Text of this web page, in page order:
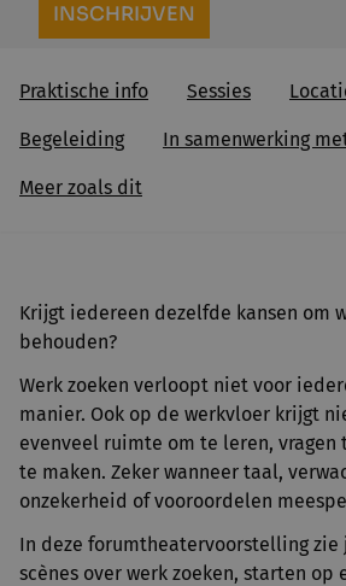
INSCHRIJVEN
Praktische info Sessies
Begeleiding In samenwerking
Meer zoals dit
Krijgt iedereen dezelfde kansen om
behouden?
Werk zoeken verloopt niet voor
manier. Ook op de werkvloer krijgt
evenveel ruimte om te leren, vragen
te maken. Zeker wanneer taal,
onzekerheid of vooroordelen
In deze forumtheatervoorstelling zie
scènes over werk zoeken, starten op